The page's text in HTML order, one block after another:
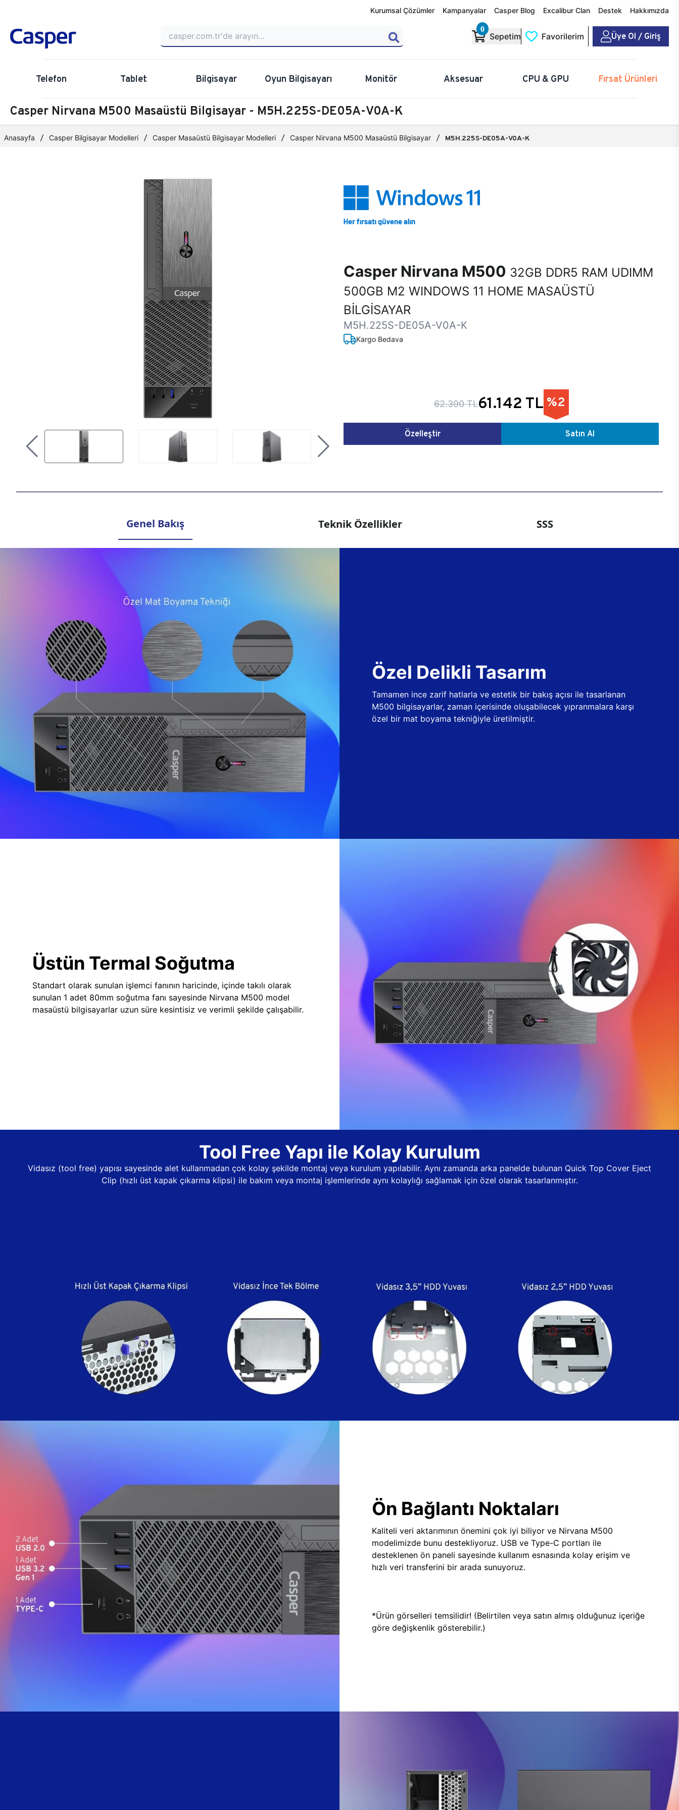
Kurumsal Çözümler Kampanyalar Casper Blog Excalibur Clan Destek Hakkımızda
0
Sepetim Favorilerim Üye Ol / Giriş
Telefon Tablet Bilgisayar Oyun Bilgisayarı Monitör Aksesuar CPU & GPU Fırsat Ürünleri
Casper Nirvana M500 Masaüstü Bilgisayar - M5H.225S-DE05A-V0A-K
Anasayfa Casper Bilgisayar Modelleri Casper Masaüstü Bilgisayar Modelleri Casper Nirvana M500 Masaüstü Bilgisayar M5H.225S-DE05A-V0A-K
Casper Nirvana M500 32GB DDR5 RAM UDIMM
500GB M2 WINDOWS 11 HOME MASAÜSTÜ
BİLGİSAYAR
M5H.225S-DE05A-V0A-K
Kargo Bedava
62.390 TL61.142 TL %2
Özelleştir Satın Al
Genel Bakış Teknik Özellikler SSS
Özel Delikli Tasarım
Tamamen ince zarif hatlarla ve estetik bir bakış açısı ile tasarlanan
M500 bilgisayarlar, zaman içerisinde oluşabilecek yıpranmalara karşı
özel bir mat boyama tekniğiyle üretilmiştir.
Üstün Termal Soğutma
Standart olarak sunulan işlemci fanının haricinde, içinde takılı olarak
sunulan 1 adet 80mm soğutma fanı sayesinde Nirvana M500 model
masaüstü bilgisayarlar uzun süre kesintisiz ve verimli şekilde çalışabilir.
Tool Free Yapı ile Kolay Kurulum
Vidasız (tool free) yapısı sayesinde alet kullanmadan çok kolay şekilde montaj veya kurulum yapılabilir. Aynı zamanda arka panelde bulunan Quick Top Cover Eject
Clip (hızlı üst kapak çıkarma klipsi) ile bakım veya montaj işlemlerinde aynı kolaylığı sağlamak için özel olarak tasarlanmıştır.
Ön Bağlantı Noktaları
Kaliteli veri aktarımının önemini çok iyi biliyor ve Nirvana M500
modelimizde bunu destekliyoruz. USB ve Type-C portları ile
desteklenen ön paneli sayesinde kullanım esnasında kolay erişim ve
hızlı veri transferini bir arada sunuyoruz.
*Ürün görselleri temsilidir! (Belirtilen veya satın almış olduğunuz içeriğe
göre değişkenlik gösterebilir.)